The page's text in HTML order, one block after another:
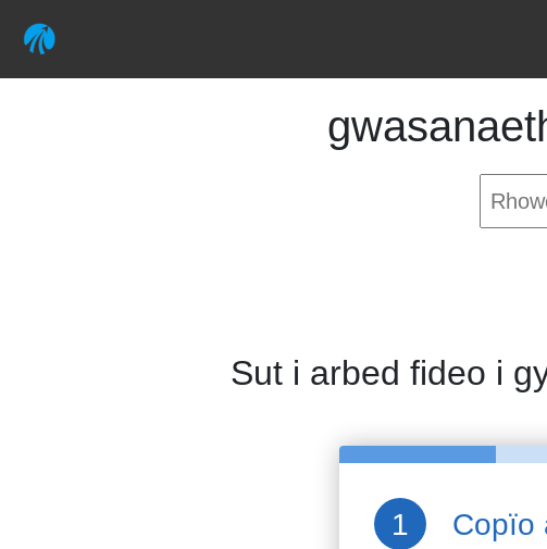
Sut i arbed fideo i
Copïo